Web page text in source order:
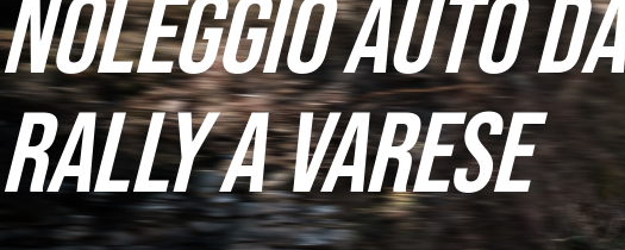
Noleggio Auto da
Rally a Varese